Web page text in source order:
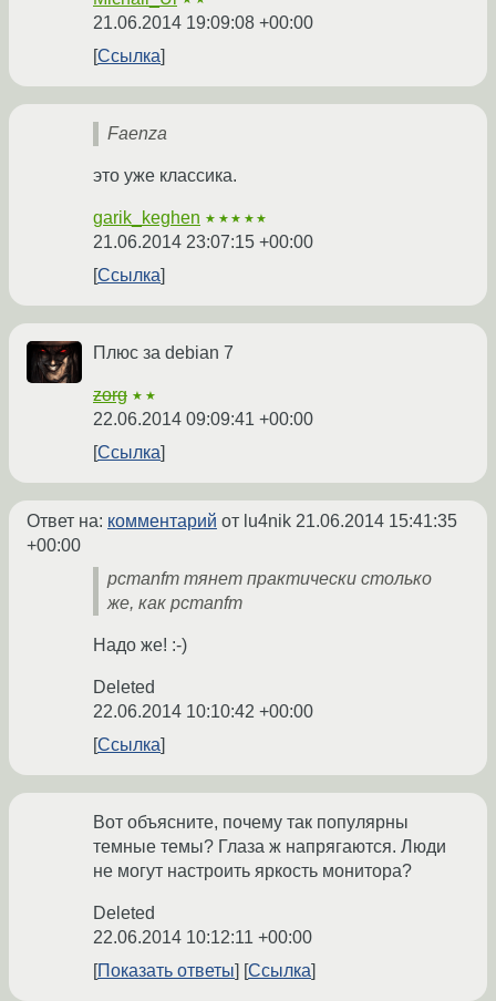
21.06.2014 19:09:08 +00:00
Ссылка
Faenza
это уже классика.
garik_keghen ★★★★★
21.06.2014 23:07:15 +00:00
Ссылка
Плюс за debian 7
zorg ★★
22.06.2014 09:09:41 +00:00
Ссылка
Ответ на: комментарий от lu4nik 21.06.2014 15:41:35
+00:00
pcmanfm тянет практически столько
же, как pcmanfm
Надо же! :-)
Deleted
22.06.2014 10:10:42 +00:00
Ссылка
Вот объясните, почему так популярны
темные темы? Глаза ж напрягаются. Люди
не могут настроить яркость монитора?
Deleted
22.06.2014 10:12:11 +00:00
Показать ответы
Ссылка